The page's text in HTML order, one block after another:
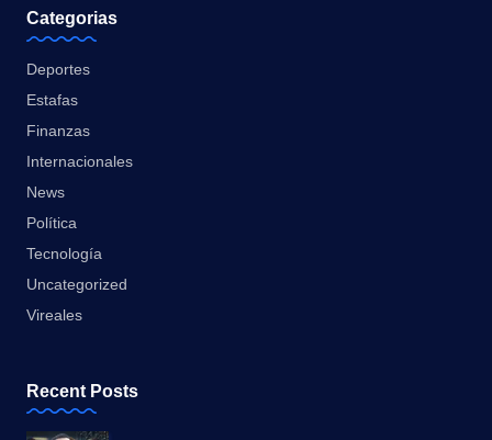
Categorias
Deportes
Estafas
Finanzas
Internacionales
News
Política
Tecnología
Uncategorized
Vireales
Recent Posts